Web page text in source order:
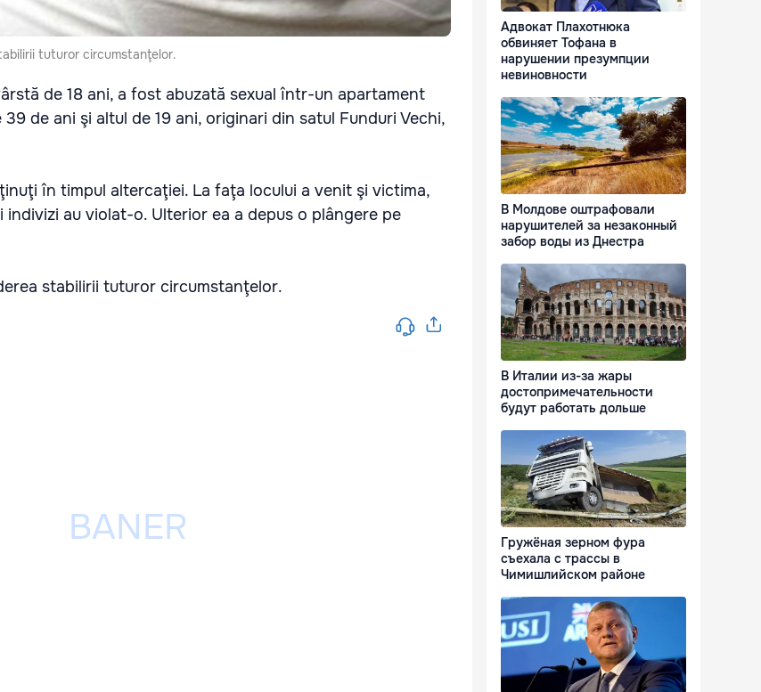
tuturor circumstanţelor.
de 18 ani, a fost abuzată sexual într-un apartament
de ani şi altul de 19 ani, originari din satul Funduri Vechi,
în timpul altercaţiei. La faţa locului a venit şi victima,
au violat-o. Ulterior ea a depus o plângere pe
stabilirii tuturor circumstanţelor.
Адвокат Плахотнюка
обвиняет Тофана в
нарушении презумпции
невиновности
В Молдове оштрафовали
нарушителей за незаконный
забор воды из Днестра
В Италии из-за жары
достопримечательности
будут работать дольше
Гружёная зерном фура
съехала с трассы в
Чимишлийском районе